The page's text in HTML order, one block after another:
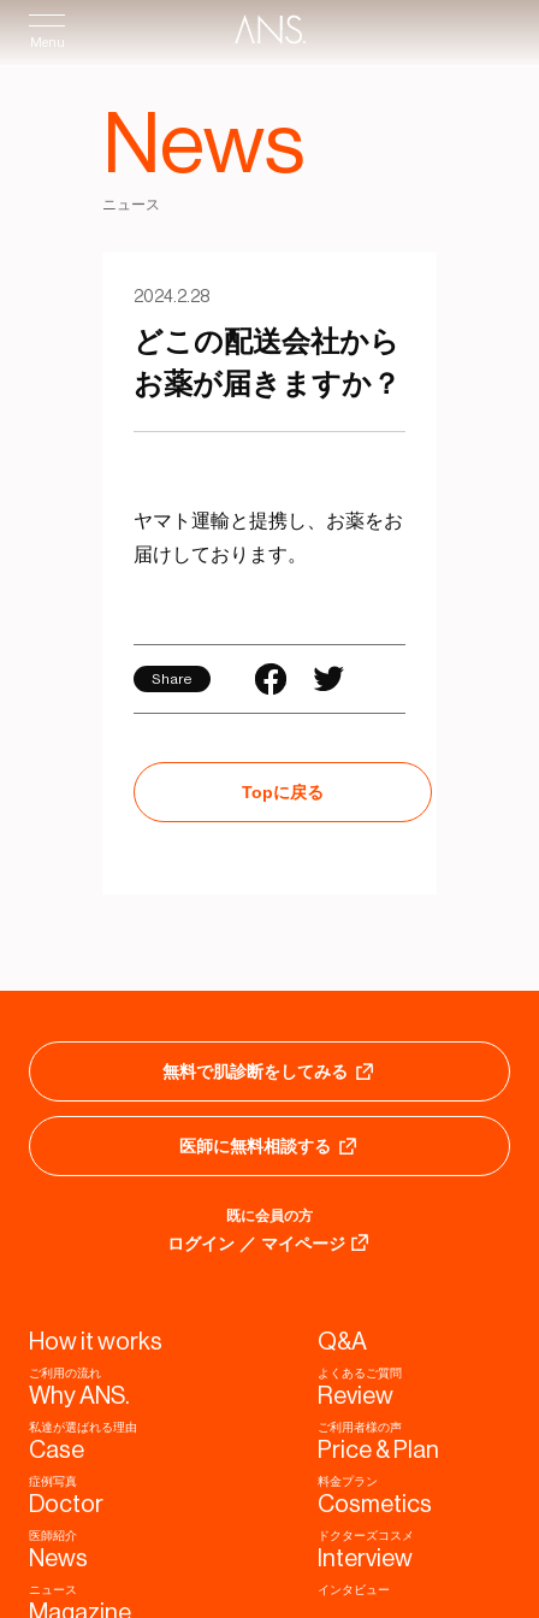
Menu
News
ニュース
2024.2.28
どこの配送会社から
お薬が届きますか？
ヤマト運輸と提携し、お薬をお
届けしております。
Share
Topに戻る
無料で肌診断をしてみる
医師に無料相談する
既に会員の方
ログイン ／ マイページ
How it works
ご利用の流れ
Q&A
よくあるご質問
Why ANS.
私達が選ばれる理由
Review
ご利用者様の声
Case
症例写真
Price & Plan
料金プラン
Doctor
医師紹介
Cosmetics
ドクターズコスメ
News
ニュース
Interview
インタビュー